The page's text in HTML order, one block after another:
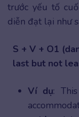
trước yếu tố
diễn đạt lại như
S + V + O1
last but not
Ví dụ: